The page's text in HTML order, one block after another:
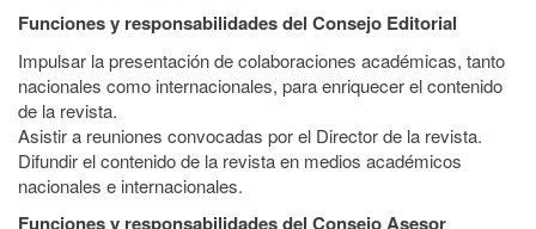
Funciones y responsabilidades del Consejo Editorial
Impulsar la presentación de colaboraciones académicas, tanto
nacionales como internacionales, para enriquecer el contenido
de la revista.
Asistir a reuniones convocadas por el Director de la revista.
Difundir el contenido de la revista en medios académicos
nacionales e internacionales.
Funciones y responsabilidades del Consejo Asesor